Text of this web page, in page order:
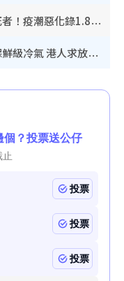
奪命寄生蟲｜食生菜狂瀉首現死者！疫潮惡化錄1.8萬宗病例 揭洗菜3大謬誤
內地客歎港人唔識老！揭港鐵保鮮級冷氣 港人求放過：咪投訴